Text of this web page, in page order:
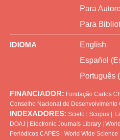
Para
Para
IDIOMA
English
Español
Português
FINANCIADOR: Fundação Carlos
Conselho Nacional de Desenvolvimento
INDEXADORES: Scielo | Scopus |
DOAJ | Electronic Journals Library |
Periódicos CAPES | World Wide Science